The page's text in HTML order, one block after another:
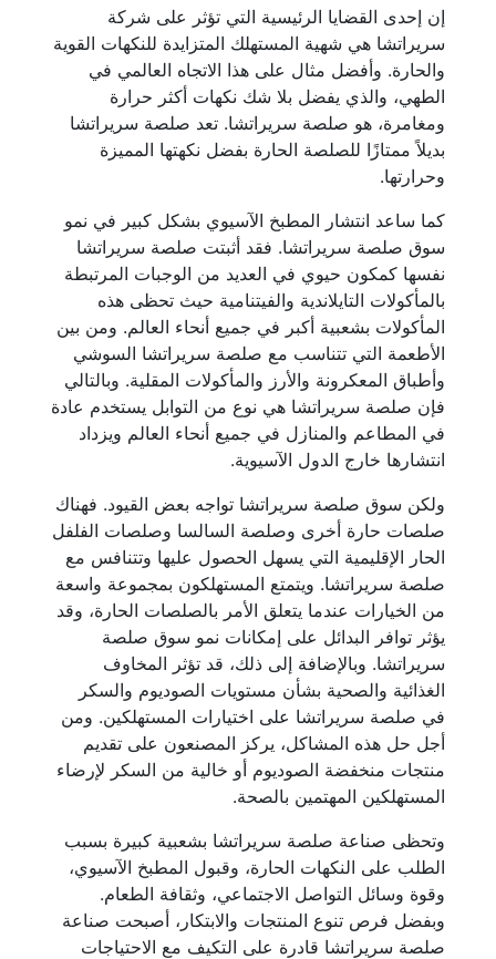
إن إحدى القضايا الرئيسية التي تؤثر على شركة
سريراتشا هي شهية المستهلك المتزايدة للنكهات القوية
والحارة. وأفضل مثال على هذا الاتجاه العالمي في
الطهي، والذي يفضل بلا شك نكهات أكثر حرارة
ومغامرة، هو صلصة سريراتشا. تعد صلصة سريراتشا
بديلاً ممتازًا للصلصة الحارة بفضل نكهتها المميزة
وحرارتها.
كما ساعد انتشار المطبخ الآسيوي بشكل كبير في نمو
سوق صلصة سريراتشا. فقد أثبتت صلصة سريراتشا
نفسها كمكون حيوي في العديد من الوجبات المرتبطة
بالمأكولات التايلاندية والفيتنامية حيث تحظى هذه
المأكولات بشعبية أكبر في جميع أنحاء العالم. ومن بين
الأطعمة التي تتناسب مع صلصة سريراتشا السوشي
وأطباق المعكرونة والأرز والمأكولات المقلية. وبالتالي
فإن صلصة سريراتشا هي نوع من التوابل يستخدم عادة
في المطاعم والمنازل في جميع أنحاء العالم ويزداد
انتشارها خارج الدول الآسيوية.
ولكن سوق صلصة سريراتشا تواجه بعض القيود. فهناك
صلصات حارة أخرى وصلصة السالسا وصلصات الفلفل
الحار الإقليمية التي يسهل الحصول عليها وتتنافس مع
صلصة سريراتشا. ويتمتع المستهلكون بمجموعة واسعة
من الخيارات عندما يتعلق الأمر بالصلصات الحارة، وقد
يؤثر توافر البدائل على إمكانات نمو سوق صلصة
سريراتشا. وبالإضافة إلى ذلك، قد تؤثر المخاوف
الغذائية والصحية بشأن مستويات الصوديوم والسكر
في صلصة سريراتشا على اختيارات المستهلكين. ومن
أجل حل هذه المشاكل، يركز المصنعون على تقديم
منتجات منخفضة الصوديوم أو خالية من السكر لإرضاء
المستهلكين المهتمين بالصحة.
وتحظى صناعة صلصة سريراتشا بشعبية كبيرة بسبب
الطلب على النكهات الحارة، وقبول المطبخ الآسيوي،
وقوة وسائل التواصل الاجتماعي، وثقافة الطعام.
وبفضل فرص تنوع المنتجات والابتكار، أصبحت صناعة
صلصة سريراتشا قادرة على التكيف مع الاحتياجات